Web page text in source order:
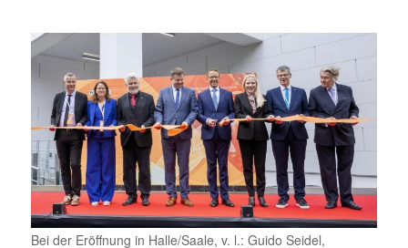
Bei der Eröffnung in Halle/Saale, v. l.: Guido Seidel,